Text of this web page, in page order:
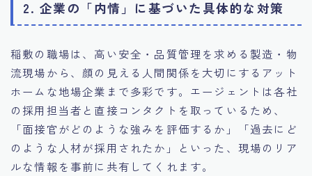
2. 企業の「内情」に基づいた具体的な対策
稲敷の職場は、高い安全・品質管理を求める製造・物
流現場から、顔の見える人間関係を大切にするアット
ホームな地場企業まで多彩です。エージェントは各社
の採用担当者と直接コンタクトを取っているため、
「面接官がどのような強みを評価するか」「過去にど
のような人材が採用されたか」といった、現場のリア
ルな情報を事前に共有してくれます。